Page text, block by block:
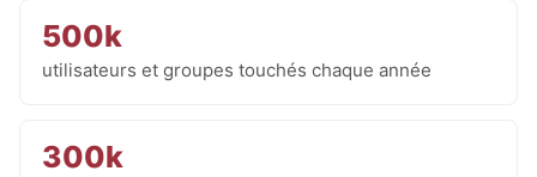
500k
utilisateurs et groupes touchés chaque année
300k